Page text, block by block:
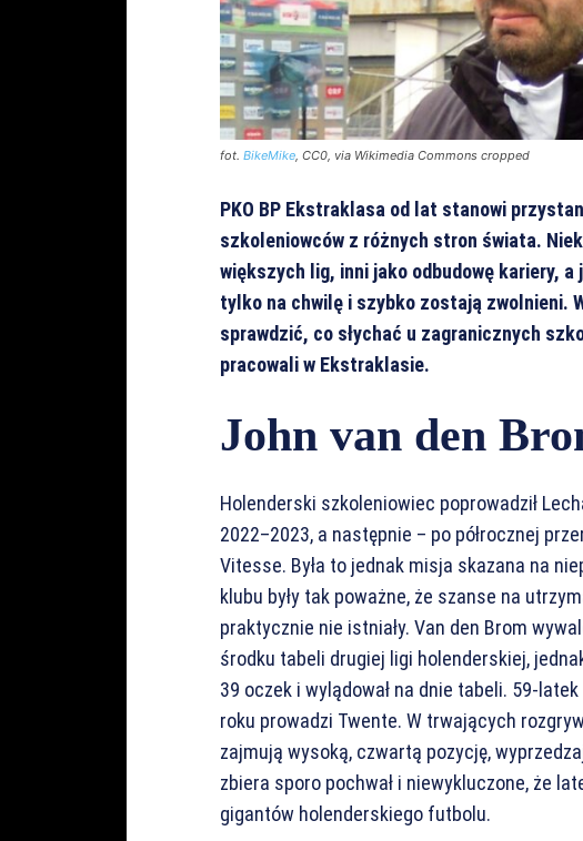
fot. BikeMike, CC0, via Wikimedia Commons cropped
PKO BP Ekstraklasa od lat stanowi
szkoleniowców z różnych stron świata.
większych lig, inni jako odbudowę kariery,
tylko na chwilę i szybko zostają zwolnieni.
sprawdzić, co słychać u zagranicznych
pracowali w Ekstraklasie.
John van den
Holenderski szkoleniowiec poprowadził
2022–2023, a następnie – po półrocznej
Vitesse. Była to jednak misja skazana na
klubu były tak poważne, że szanse na
praktycznie nie istniały. Van den Brom
środku tabeli drugiej ligi holenderskiej,
39 oczek i wylądował na dnie tabeli. 59-
roku prowadzi Twente. W trwających
zajmują wysoką, czwartą pozycję,
zbiera sporo pochwał i niewykluczone, że
gigantów holenderskiego futbolu.